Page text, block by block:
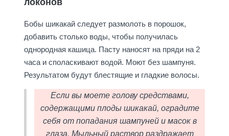
локонов
Бобы шикакай следует размолоть в порошок,
добавить столько воды, чтобы получилась
однородная кашица. Пасту наносят на пряди на 2
часа и споласкивают водой. Моют без шампуня.
Результатом будут блестящие и гладкие волосы.
Если вы моете голову средствами,
содержащими плоды шикакай, оградите
себя от попадания шампуней и масок в
глаза. Мыльный раствор раздражает